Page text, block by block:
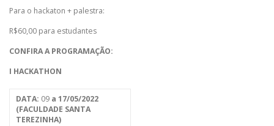
Para o hackaton + palestra:
R$60,00 para estudantes
CONFIRA A PROGRAMAÇÃO:
I HACKATHON
DATA: 09 a 17/05/2022
(FACULDADE SANTA
TEREZINHA)